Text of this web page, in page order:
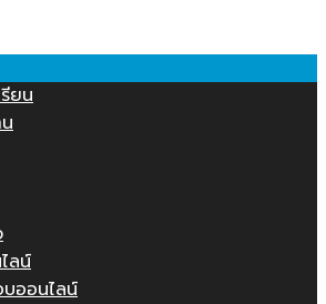
ยน
ลน์
ออนไลน์